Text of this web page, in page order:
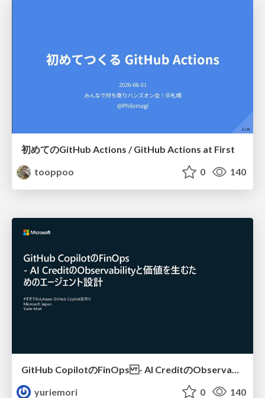
初めてのGitHub Actions / GitHub Actions at First
tooppoo
0 140
yuriemori
0 140